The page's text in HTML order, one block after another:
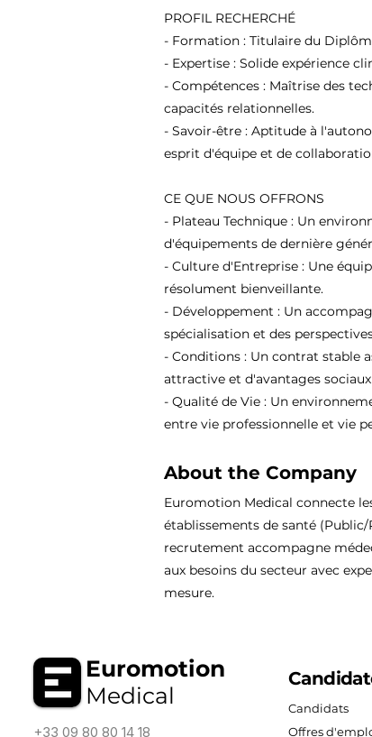
PROFIL RECHERCHÉ
- Formation : Titulaire du
- Expertise : Solide expérience
- Compétences : Maîtrise des
capacités relationnelles.
- Savoir-être : Aptitude à
esprit d'équipe et de
CE QUE NOUS OFFRONS
- Plateau Technique : Un
d'équipements de dernière
- Culture d'Entreprise : Une
résolument bienveillante.
- Développement : Un
spécialisation et des
- Conditions : Un contrat stable
attractive et d'avantages
- Qualité de Vie : Un
entre vie professionnelle et vie
About the Company
Euromotion Medical connecte
établissements de santé
recrutement accompagne
aux besoins du secteur avec
mesure.
Euromotion
Medical
+33 09 80 80 14 18
Candidats
Offres